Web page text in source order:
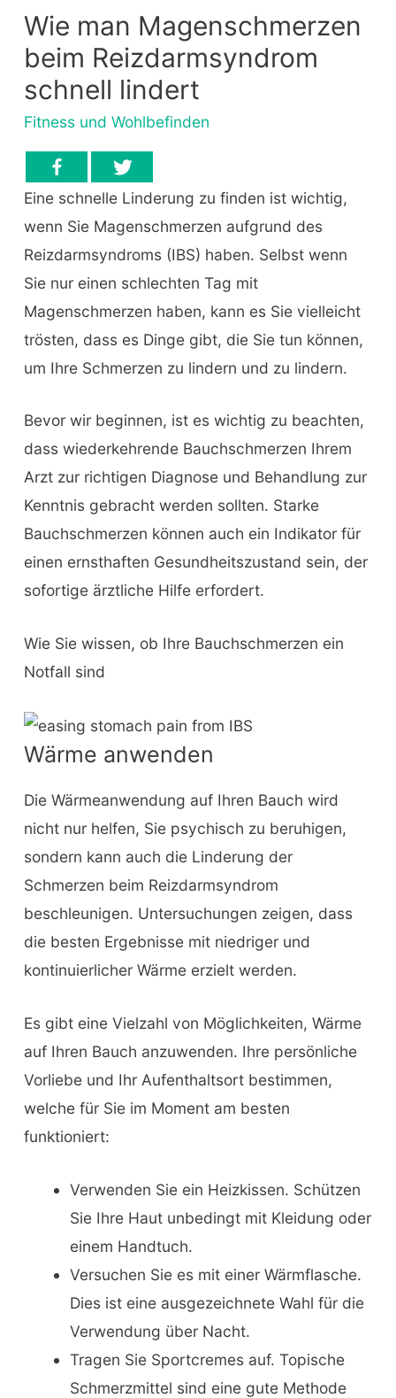
Wie man Magenschmerzen
beim Reizdarmsyndrom
schnell lindert
Fitness und Wohlbefinden
Eine schnelle Linderung zu finden ist wichtig,
wenn Sie Magenschmerzen aufgrund des
Reizdarmsyndroms (IBS) haben. Selbst wenn
Sie nur einen schlechten Tag mit
Magenschmerzen haben, kann es Sie vielleicht
trösten, dass es Dinge gibt, die Sie tun können,
um Ihre Schmerzen zu lindern und zu lindern.
Bevor wir beginnen, ist es wichtig zu beachten,
dass wiederkehrende Bauchschmerzen Ihrem
Arzt zur richtigen Diagnose und Behandlung zur
Kenntnis gebracht werden sollten. Starke
Bauchschmerzen können auch ein Indikator für
einen ernsthaften Gesundheitszustand sein, der
sofortige ärztliche Hilfe erfordert.
Wie Sie wissen, ob Ihre Bauchschmerzen ein
Notfall sind
Wärme anwenden
Die Wärmeanwendung auf Ihren Bauch wird
nicht nur helfen, Sie psychisch zu beruhigen,
sondern kann auch die Linderung der
Schmerzen beim Reizdarmsyndrom
beschleunigen. Untersuchungen zeigen, dass
die besten Ergebnisse mit niedriger und
kontinuierlicher Wärme erzielt werden.
Es gibt eine Vielzahl von Möglichkeiten, Wärme
auf Ihren Bauch anzuwenden. Ihre persönliche
Vorliebe und Ihr Aufenthaltsort bestimmen,
welche für Sie im Moment am besten
funktioniert:
Verwenden Sie ein Heizkissen. Schützen
Sie Ihre Haut unbedingt mit Kleidung oder
einem Handtuch.
Versuchen Sie es mit einer Wärmflasche.
Dies ist eine ausgezeichnete Wahl für die
Verwendung über Nacht.
Tragen Sie Sportcremes auf. Topische
Schmerzmittel sind eine gute Methode